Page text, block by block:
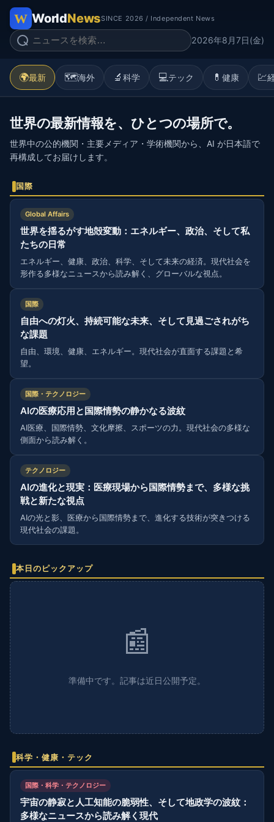
WorldNewsSINCE 2026 / Independent News
2026年8月7日(金)
🌍最新 🗺️海外 🔬 科学 💻テック 💊 健康 💹
世界の最新情報を、ひとつの場所で。
世界中の公的機関・主要メディア・学術機関から、AI が日本語で
再構成してお届けします。
国際
Global Affairs
世界を揺るがす地殻変動：エネルギー、政治、そして私
たちの日常
エネルギー、健康、政治、科学、そして未来の経済。現代社会を
形作る多様なニュースから読み解く、グローバルな視点。
国際
自由への灯火、持続可能な未来、そして見過ごされがち
な課題
自由、環境、健康、エネルギー。現代社会が直面する課題と希
望。
国際・テクノロジー
AIの医療応用と国際情勢の静かなる波紋
AI医療、国際情勢、文化摩擦、スポーツの力。現代社会の多様な
側面から読み解く。
テクノロジー
AIの進化と現実：医療現場から国際情勢まで、多様な挑
戦と新たな視点
AIの光と影、医療から国際情勢まで、進化する技術が突きつける
現代社会の課題。
本日のピックアップ
📰
準備中です。記事は近日公開予定。
科学・健康・テック
国際・科学・テクノロジー
宇宙の静寂と人工知能の脆弱性、そして地政学の波紋：
多様なニュースから読み解く現代